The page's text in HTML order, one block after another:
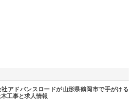
社アドバンスロードが山形県鶴岡市で手がける
工事と求人情報